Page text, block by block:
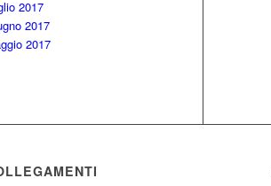
2017
2017
2017